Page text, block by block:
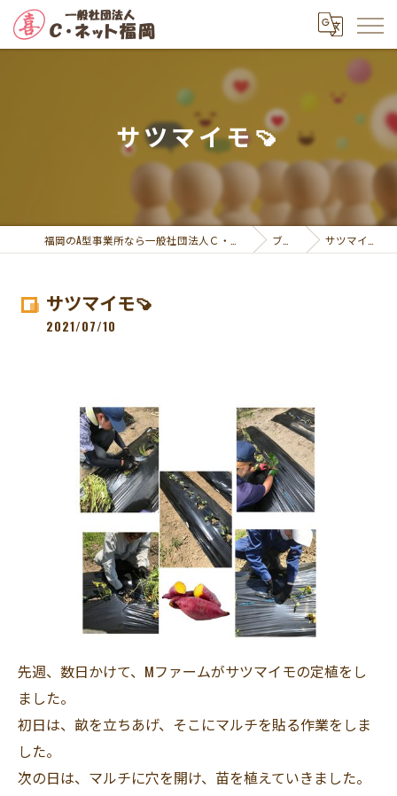
サツマイモ🍠
ブログ サツマイモ🍠
サツマイモ🍠
2021/07/10
先週、数日かけて、Mファームがサツマイモの定植をし
ました。
初日は、畝を立ちあげ、そこにマルチを貼る作業をしま
した。
次の日は、マルチに穴を開け、苗を植えていきました。